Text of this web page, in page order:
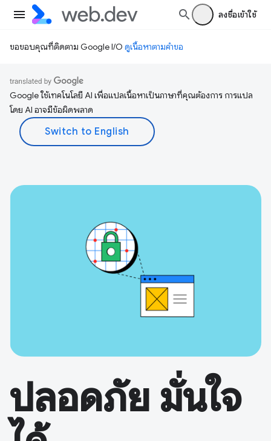
ลงชื่อเข้าใช้
ขอขอบคุณที่ติดตาม Google I/O ดูเนื้อหาตามคำขอ
Google ใช้เทคโนโลยี AI เพื่อแปลเนื้อหาเป็นภาษาที่คุณต้องการ การแปล
โดย AI อาจมีข้อผิดพลาด
ปลอดภัย มั่นใจ